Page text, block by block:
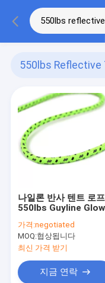
550lbs Reflective
나일론 반사 텐트 로프
550lbs Guyline Glow
가격:negotiated
MOQ:협상됩니다
최신 가격 받기
지금 연락